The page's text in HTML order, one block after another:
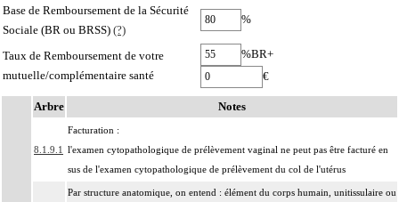
Base de Remboursement de la Sécurité
Sociale (BR ou BRSS) (?)
%
Taux de Remboursement de votre
mutuelle/complémentaire santé
%BR+
€
Arbre Notes
8.1.9.1
Facturation :
l'examen cytopathologique de prélèvement vaginal ne peut pas être facturé en
sus de l'examen cytopathologique de prélèvement du col de l'utérus
Par structure anatomique, on entend : élément du corps humain, unitissulaire ou